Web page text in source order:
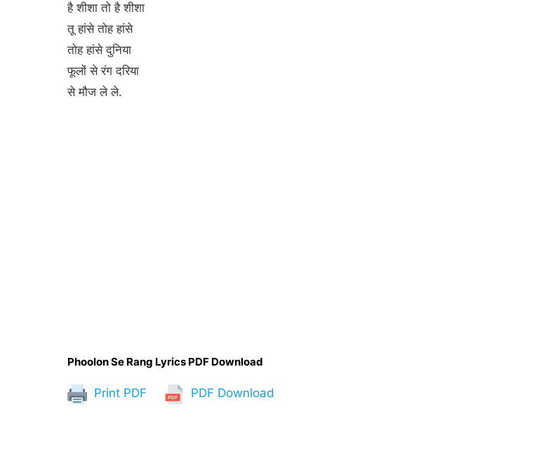
है शीशा तो है शीशा
तू हांसे तोह हांसे
तोह हांसे दुनिया
फूलों से रंग दरिया
से मौज ले ले.
Phoolon Se Rang Lyrics PDF Download
Print PDF PDF Download